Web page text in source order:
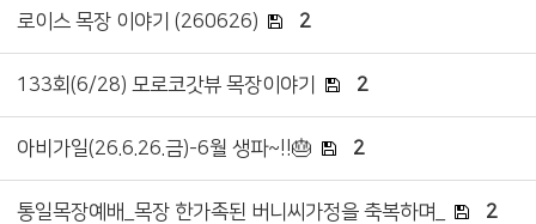
로이스 목장 이야기 (260626) 2
133회(6/28) 모로코갓뷰 목장이야기 2
아비가일(26.6.26.금)-6월 생파~!!🎂 2
통일목장예배_목장 한가족된 버니씨가정을 축복하며_ 2